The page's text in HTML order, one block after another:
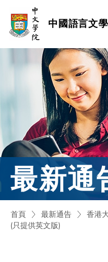
中國語言文
最新通
首頁 最新通告
香港
(只提供英文版)